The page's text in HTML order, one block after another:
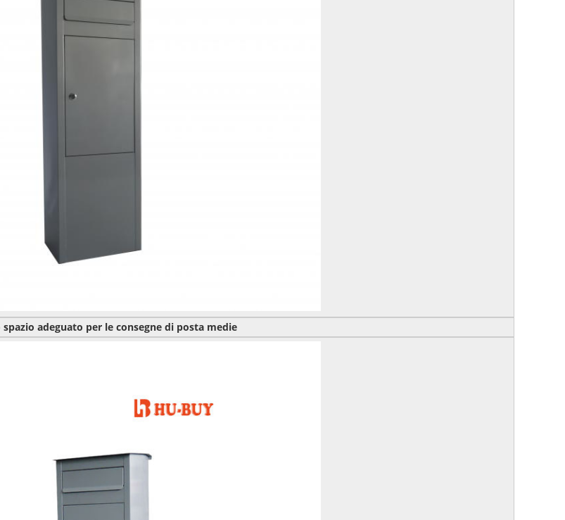
spazio adeguato per le consegne di posta medie